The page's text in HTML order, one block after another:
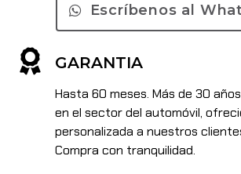
Escríbenos al
GARANTIA
Hasta 60 meses. Más de 30
en el sector del automóvil,
personalizada a nuestros
Compra con tranquilidad.